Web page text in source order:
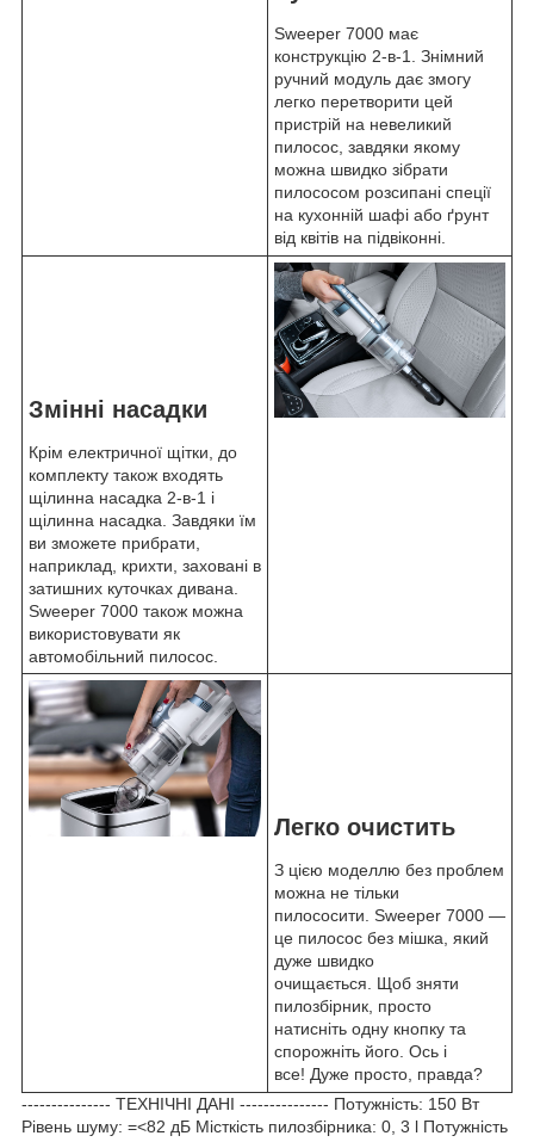
Sweeper 7000 має
конструкцію 2-в-1. Знімний
ручний модуль дає змогу
легко перетворити цей
пристрій на невеликий
пилосос, завдяки якому
можна швидко зібрати
пилососом розсипані спеції
на кухонній шафі або ґрунт
від квітів на підвіконні.
Змінні насадки
Крім електричної щітки, до
комплекту також входять
щілинна насадка 2-в-1 і
щілинна насадка. Завдяки їм
ви зможете прибрати,
наприклад, крихти, заховані в
затишних куточках дивана.
Sweeper 7000 також можна
використовувати як
автомобільний пилосос.
Легко очистить
З цією моделлю без проблем
можна не тільки
пилососити. Sweeper 7000 —
це пилосос без мішка, який
дуже швидко
очищається. Щоб зняти
пилозбірник, просто
натисніть одну кнопку та
спорожніть його. Ось і
все! Дуже просто, правда?
--------------- ТЕХНІЧНІ ДАНІ --------------- Потужність: 150 Вт
Рівень шуму: =<82 дБ Місткість пилозбірника: 0, 3 l Потужність